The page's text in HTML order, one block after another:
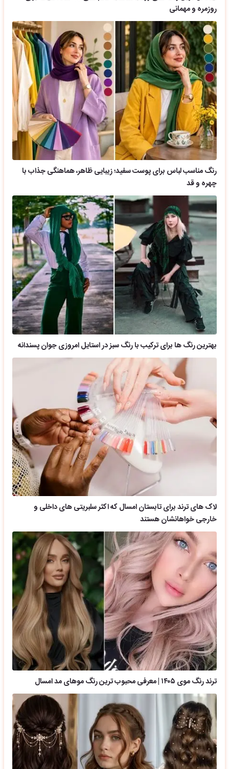
روزمره و مهمانی
رنگ مناسب لباس برای پوست سفید؛ زیبایی ظاهر، هماهنگی جذاب با
چهره و قد
بهترین رنگ ها برای ترکیب با رنگ سبز در استایل امروزی جوان پسندانه
لاک های ترند برای تابستان امسال که اکثر سلبریتی های داخلی و
خارجی خواهانشان هستند
ترند رنگ موی ۱۴۰۵ | معرفی محبوب ترین رنگ موهای مد امسال